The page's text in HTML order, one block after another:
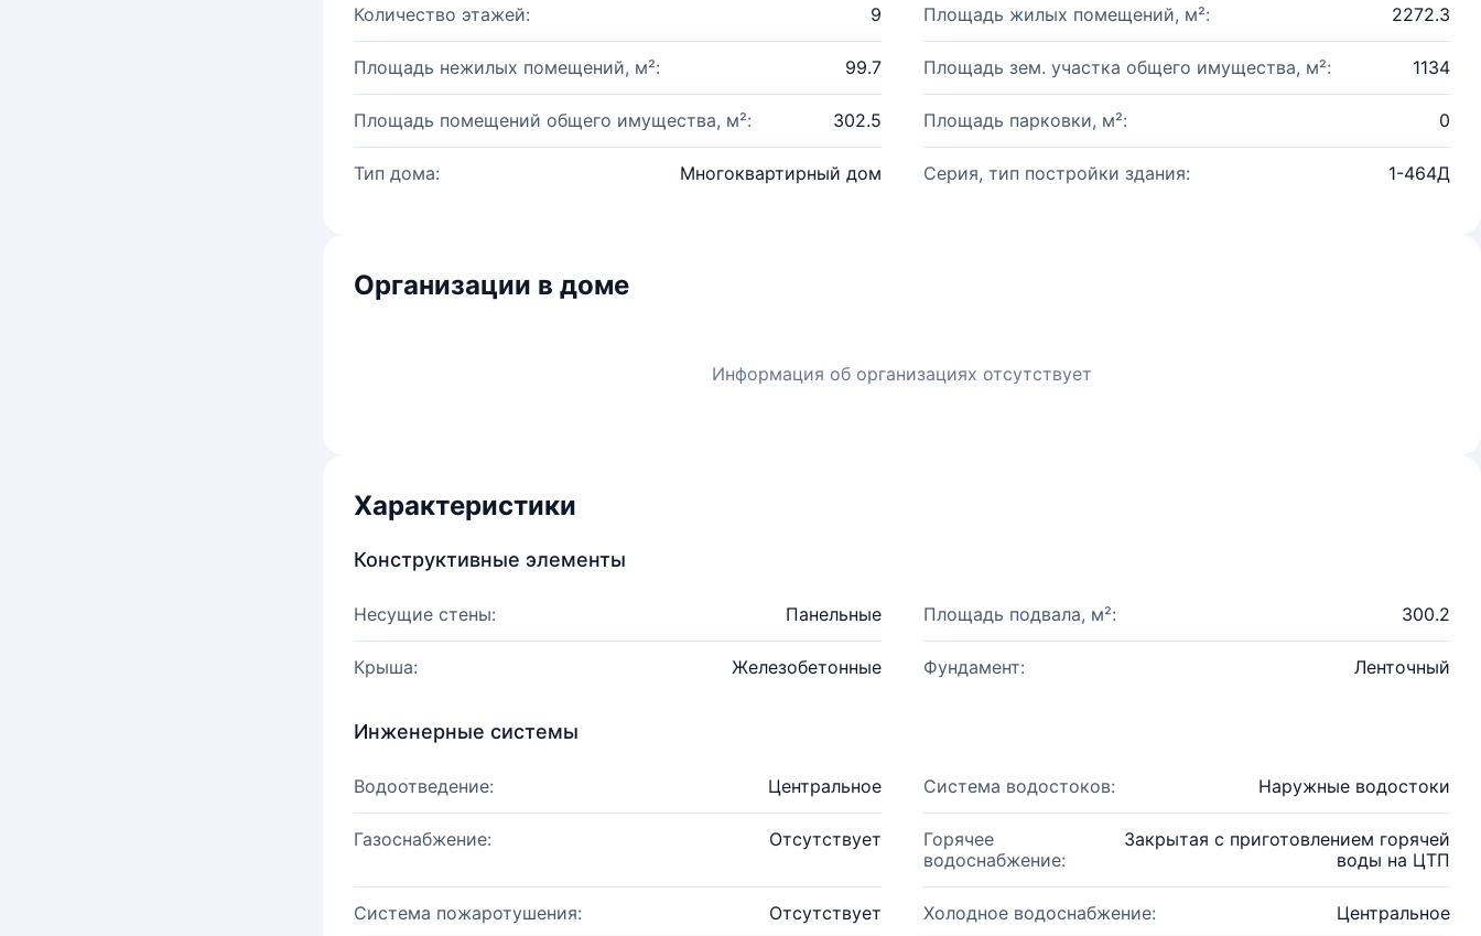
Количество этажей: 9 Площадь жилых помещений, м²: 2272.3
Площадь нежилых помещений, м²: 99.7 Площадь зем. участка общего имущества, м²: 1134
Площадь помещений общего имущества, м²: 302.5 Площадь парковки, м²: 0
Тип дома: Многоквартирный дом Серия, тип постройки здания: 1-464Д
Организации в доме
Информация об организациях отсутствует
Характеристики
Конструктивные элементы
Несущие стены: Панельные Площадь подвала, м²: 300.2
Крыша: Железобетонные Фундамент: Ленточный
Инженерные системы
Водоотведение: Центральное Система водостоков: Наружные водостоки
Газоснабжение: Отсутствует
Горячее
водоснабжение:
Закрытая с приготовлением горячей
воды на ЦТП
Система пожаротушения: Отсутствует Холодное водоснабжение: Центральное